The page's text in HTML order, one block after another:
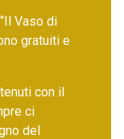
Vaso di
gratuiti e
con il
ci
del